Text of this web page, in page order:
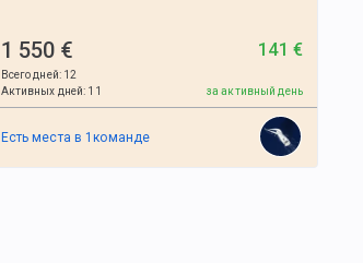
1 550 €
Всего дней: 12
Активных дней: 11
141 €
за активный день
Есть места в 1командe